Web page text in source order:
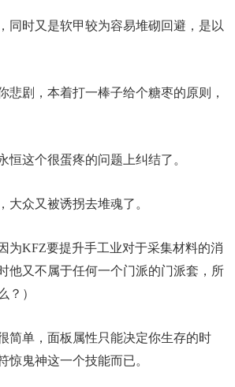
时又是软甲较为容易堆砌回避，是以
剧，本着打一棒子给个糖枣的原则，
这个很蛋疼的问题上纠结了。
众又被诱拐去堆魂了。
KFZ要提升手工业对于采集材料的消
他又不属于任何一个门派的门派套，所
？）
单，面板属性只能决定你生存的时
惊鬼神这一个技能而已。